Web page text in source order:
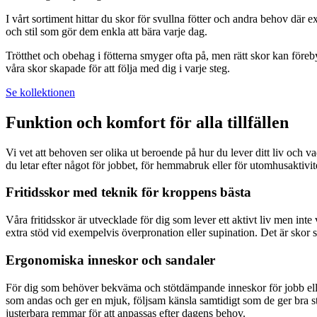
I vårt sortiment hittar du skor för svullna fötter och andra behov där
och stil som gör dem enkla att bära varje dag.
Trötthet och obehag i fötterna smyger ofta på, men rätt skor kan
våra skor skapade för att följa med dig i varje steg.
Se kollektionen
Funktion och komfort för alla tillfällen
Vi vet att behoven ser olika ut beroende på hur du lever ditt liv och
du letar efter något för jobbet, för hemmabruk eller för
Fritidsskor med teknik för kroppens bästa
Våra fritidsskor är utvecklade för dig som lever ett aktivt liv men
extra stöd vid exempelvis överpronation eller supination. Det är
Ergonomiska inneskor och sandaler
För dig som behöver bekväma och stötdämpande inneskor för jobb
som andas och ger en mjuk, följsam känsla samtidigt som de ger
justerbara remmar för att anpassas efter dagens behov.